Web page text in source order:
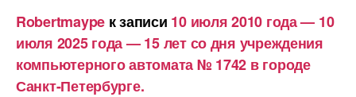
Robertmaype к записи 10 июля 2010 года — 10
июля 2025 года — 15 лет со дня учреждения
компьютерного автомата № 1742 в городе
Санкт-Петербурге.